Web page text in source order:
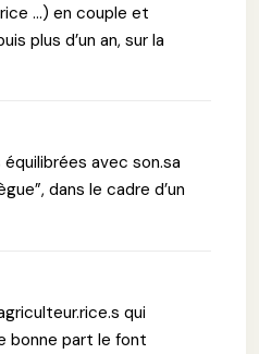
...) en couple et
plus d’un an, sur la
avec son.sa
dans le cadre d’un
qui
bonne part le font